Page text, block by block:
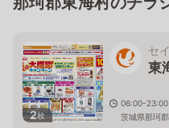
2枚
セ
東
06:00-23:00
茨城県那珂